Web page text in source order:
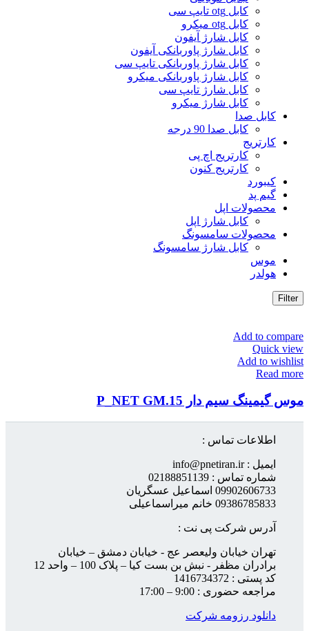
کابل otg تایپ سی
کابل otg میکرو
کابل شارژ آیفون
کابل شارژ پاوربانکی آیفون
کابل شارژ پاوربانکی تایپ سی
کابل شارژ پاوربانکی میکرو
کابل شارژ تایپ سی
کابل شارژ میکرو
کابل صدا
کابل صدا 90 درجه
کارتریج
کارتریج اچ پی
کارتریج کنون
کیبورد
گیم پد
محصولات اپل
کابل شارژ اپل
محصولات سامسونگ
کابل شارژ سامسونگ
موس
هولدر
Filter
Add to compare
Quick view
Add to wishlist
Read more
موس گیمینگ سیم دار P_NET GM.15
اطلاعات تماس :
ایمیل : info@pnetiran.ir
شماره تماس : 02188851139
09902606733 اسماعیل عسگریان
09386785833 خانم میراسماعیلی
آدرس شرکت پی نت :
تهران خیابان ولیعصر عج - خیابان دمشق – خیابان
برادران مظفر - نبش بن بست کیا – پلاک 100 – واحد 12
کد پستی : 1416734372
مراجعه حضوری : 9:00 – 17:00
دانلود رزومه شرکت